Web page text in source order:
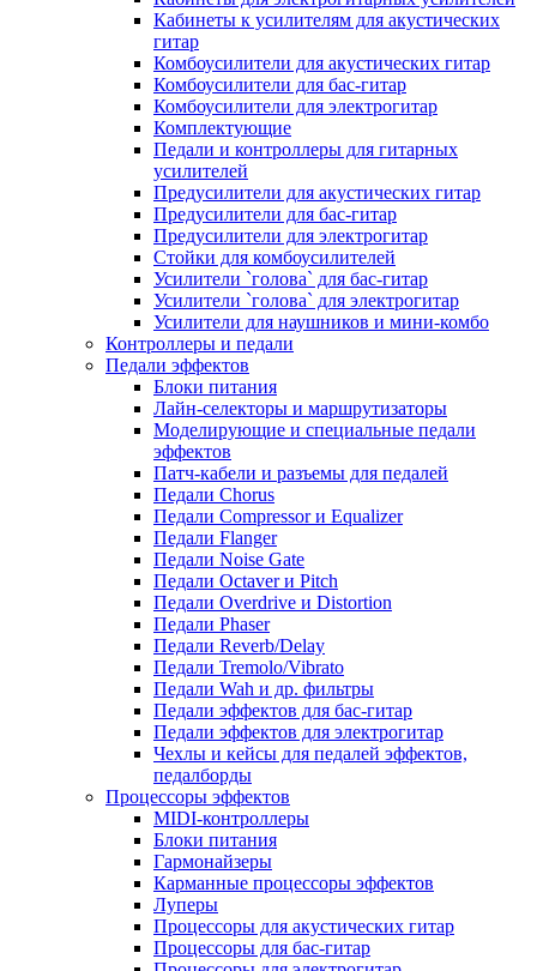
Кабинеты к усилителям для акустических
гитар
Комбоусилители для акустических гитар
Комбоусилители для бас-гитар
Комбоусилители для электрогитар
Комплектующие
Педали и контроллеры для гитарных
усилителей
Предусилители для акустических гитар
Предусилители для бас-гитар
Предусилители для электрогитар
Стойки для комбоусилителей
Усилители `голова` для бас-гитар
Усилители `голова` для электрогитар
Усилители для наушников и мини-комбо
Контроллеры и педали
Педали эффектов
Блоки питания
Лайн-селекторы и маршрутизаторы
Моделирующие и специальные педали
эффектов
Патч-кабели и разъемы для педалей
Педали Chorus
Педали Compressor и Equalizer
Педали Flanger
Педали Noise Gate
Педали Octaver и Pitch
Педали Overdrive и Distortion
Педали Phaser
Педали Reverb/Delay
Педали Tremolo/Vibrato
Педали Wah и др. фильтры
Педали эффектов для бас-гитар
Педали эффектов для электрогитар
Чехлы и кейсы для педалей эффектов,
педалборды
Процессоры эффектов
MIDI-контроллеры
Блоки питания
Гармонайзеры
Карманные процессоры эффектов
Луперы
Процессоры для акустических гитар
Процессоры для бас-гитар